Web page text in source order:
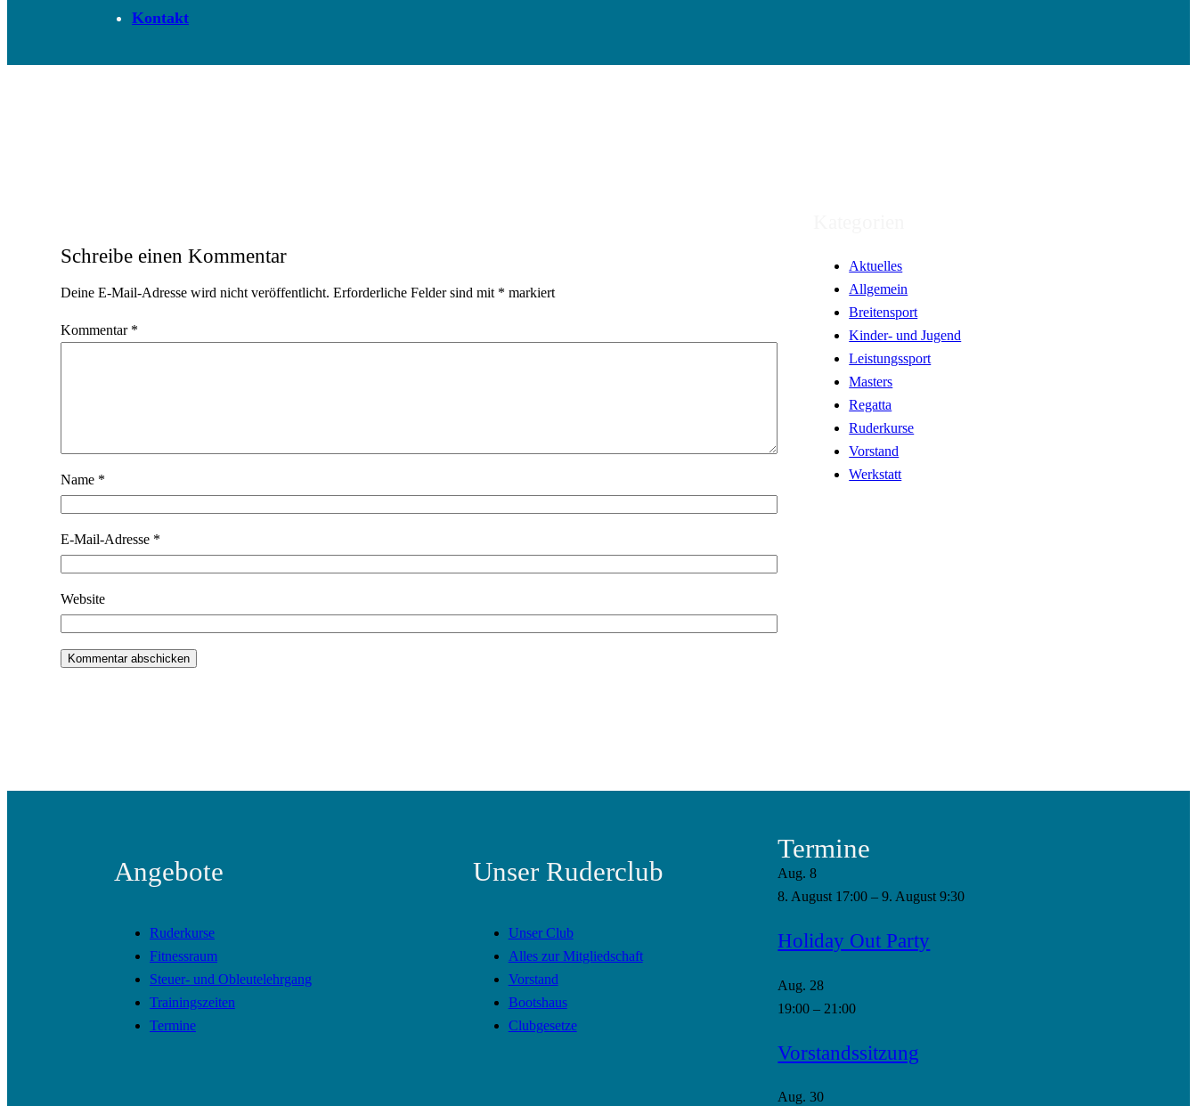
Kontakt
Schreibe einen Kommentar
Deine E-Mail-Adresse wird nicht veröffentlicht. Erforderliche Felder sind mit * markiert
Kommentar *
Name *
E-Mail-Adresse *
Website
Aktuelles
Allgemein
Breitensport
Kinder- und Jugend
Leistungssport
Masters
Regatta
Ruderkurse
Vorstand
Werkstatt
Angebote
Ruderkurse
Fitnessraum
Steuer- und Obleutelehrgang
Trainingszeiten
Termine
Unser Ruderclub
Unser Club
Alles zur Mitgliedschaft
Vorstand
Bootshaus
Clubgesetze
Termine
Aug.8
8. August 17:00 –9. August 9:30
Holiday Out Party
Aug. 28
19:00 – 21:00
Vorstandssitzung
Aug.30